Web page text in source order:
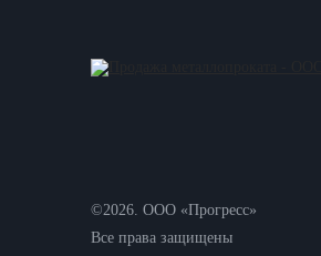
©2026. ООО «Прогресс»
Все права защищены